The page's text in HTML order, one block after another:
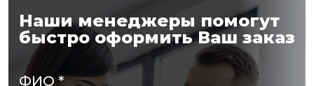
Наши менеджеры помогут
быстро оформить Ваш заказ
ФИО*